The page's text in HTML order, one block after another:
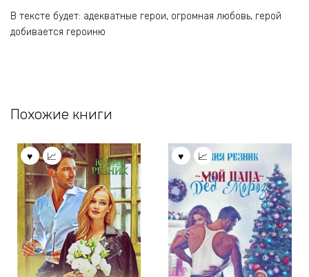
В тексте будет: адекватные герои, огромная любовь, герой
добивается героиню
Похожие книги